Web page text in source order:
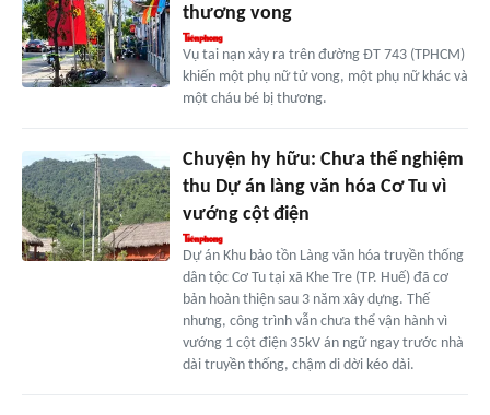
thương vong
Vụ tai nạn xảy ra trên đường ĐT 743 (TPHCM)
khiến một phụ nữ tử vong, một phụ nữ khác và
một cháu bé bị thương.
Chuyện hy hữu: Chưa thể nghiệm
thu Dự án làng văn hóa Cơ Tu vì
vướng cột điện
Dự án Khu bảo tồn Làng văn hóa truyền thống
dân tộc Cơ Tu tại xã Khe Tre (TP. Huế) đã cơ
bản hoàn thiện sau 3 năm xây dựng. Thế
nhưng, công trình vẫn chưa thể vận hành vì
vướng 1 cột điện 35kV án ngữ ngay trước nhà
dài truyền thống, chậm di dời kéo dài.